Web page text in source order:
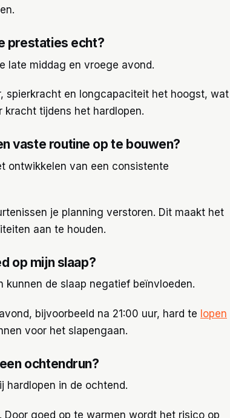
prestaties echt?
late middag en vroege avond.
spierkracht en longcapaciteit het hoogst, wat
tijdens het hardlopen.
vaste routine op te bouwen?
ontwikkelen van een consistente
je planning verstoren. Dit maakt het
aan te houden.
op mijn slaap?
kunnen de slaap negatief beïnvloeden.
bijvoorbeeld na 21:00 uur, hard te lopen
voor het slapengaan.
ochtendrun?
hardlopen in de ochtend.
goed op te warmen wordt het risico op